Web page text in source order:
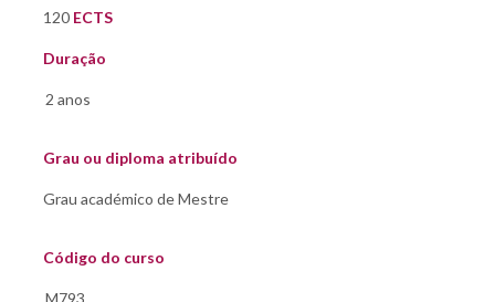
120 ECTS
Duração
Grau ou diploma atribuído
Código do curso